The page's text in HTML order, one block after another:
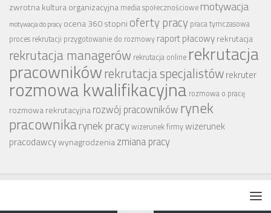
zwrotnakultura organizacyjna media społecznościowe motywacja
motywacja do pracy ocena 360 stopni oferty pracy praca tymczasowa
proces rekrutacji przygotowanie do rozmowy raport płacowyrekrutacja
rekrutacja managerów rekrutacja online rekrutacja
pracownikówrekrutacja specjalistówrekruter
rozmowa kwalifikacyjna rozmowa o pracę
rozmowa rekrutacyjnarozwój pracowników rynek
pracownikarynek pracywizerunek firmywizerunek
pracodawcywynagrodzeniazmiana pracy